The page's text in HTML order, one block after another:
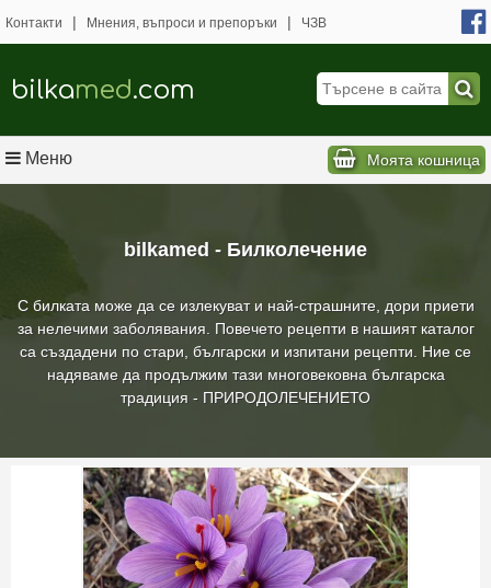
bilkamed - Билколечение
С билката може да се излекуват и най-страшните, дори приети
за нелечими заболявания. Повечето рецепти в нашият каталог
са създадени по стари, български и изпитани рецепти. Ние се
надяваме да продължим тази многовековна българска
традиция - ПРИРОДОЛЕЧЕНИЕТО
Контакти | Мнения, въпроси и препоръки | ЧЗВ
bilkamed.com
Меню Моята кошница